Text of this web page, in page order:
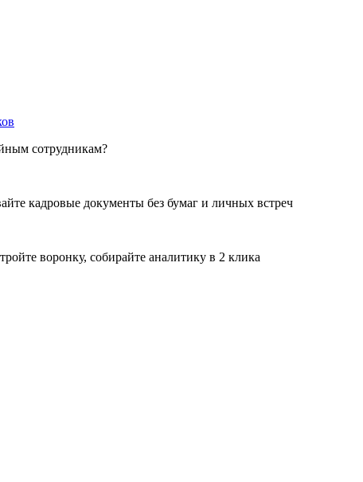
сотрудникам?
кадровые документы без бумаг и личных встреч
воронку, собирайте аналитику в 2 клика